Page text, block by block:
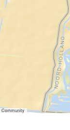
Community